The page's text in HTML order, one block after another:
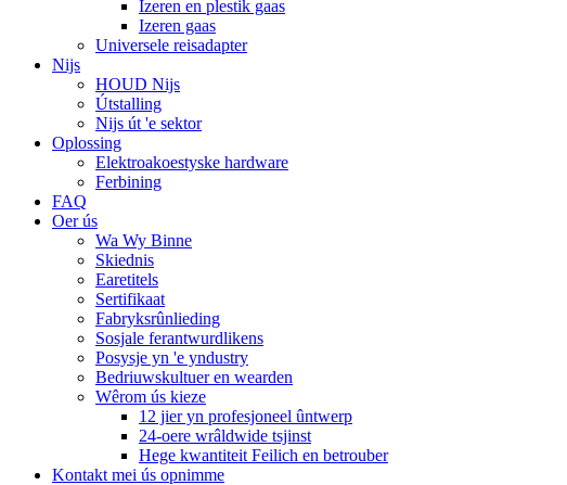
Izeren en plestik gaas
Izeren gaas
Universele reisadapter
Nijs
HOUD Nijs
Útstalling
Nijs út 'e sektor
Oplossing
Elektroakoestyske hardware
Ferbining
FAQ
Oer ús
Wa Wy Binne
Skiednis
Earetitels
Sertifikaat
Fabryksrûnlieding
Sosjale ferantwurdlikens
Posysje yn 'e yndustry
Bedriuwskultuer en wearden
Wêrom ús kieze
12 jier yn profesjoneel ûntwerp
24-oere wrâldwide tsjinst
Hege kwantiteit Feilich en betrouber
Kontakt mei ús opnimme